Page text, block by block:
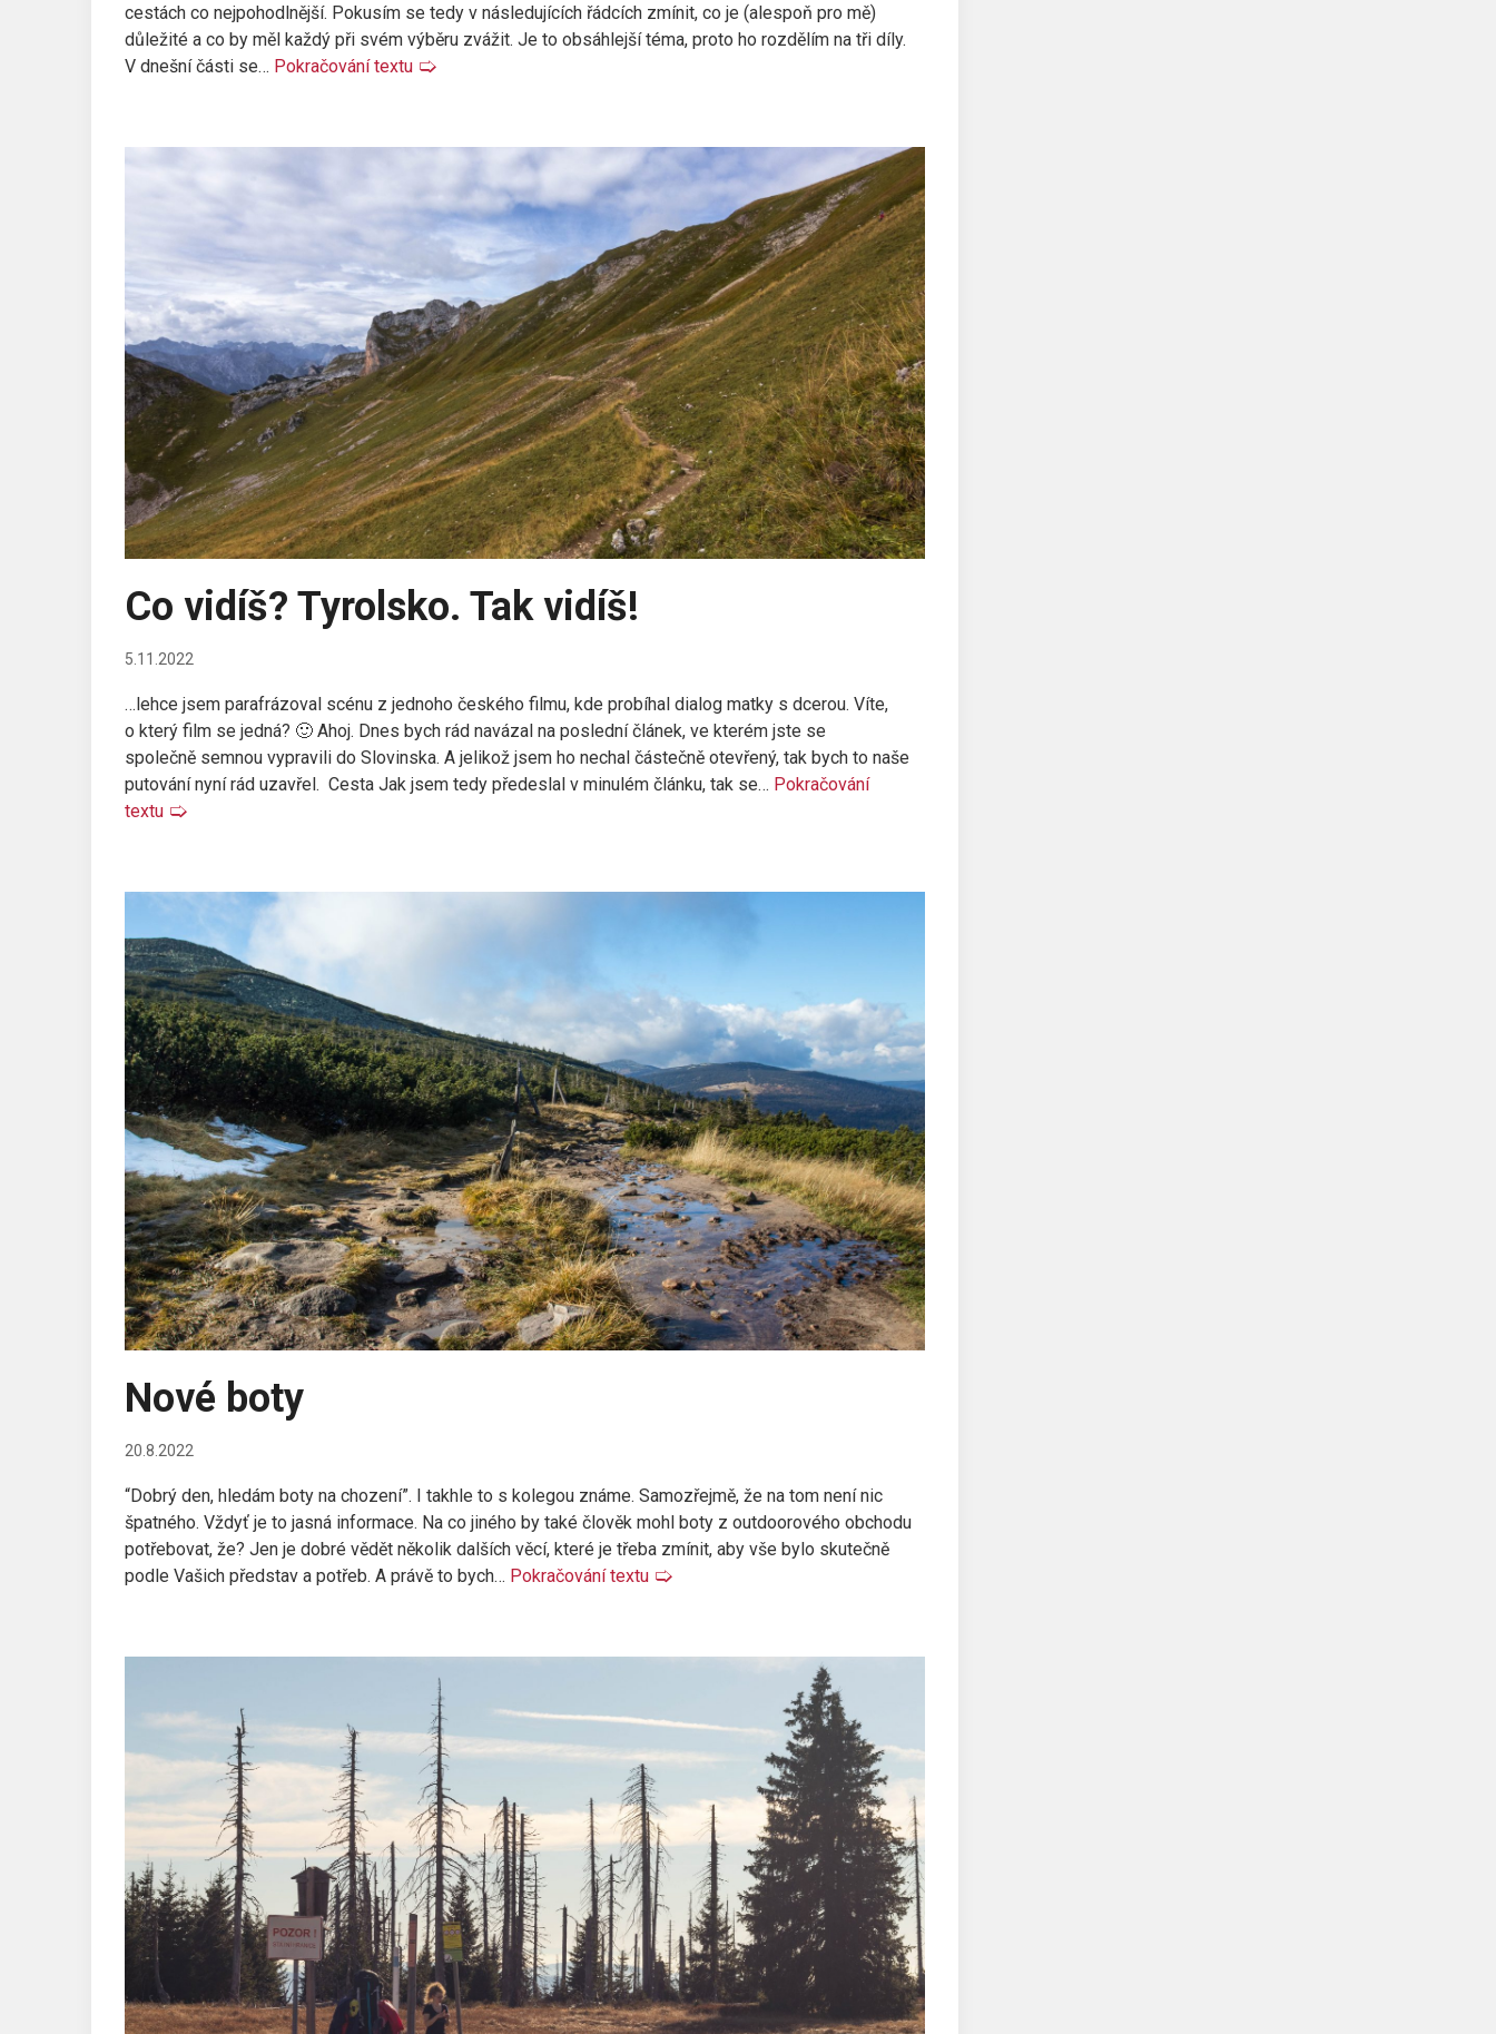
cestách co nejpohodlnější. Pokusím se tedy v následujících řádcích zmínit, co je (alespoň pro mě)
důležité a co by měl každý při svém výběru zvážit. Je to obsáhlejší téma, proto ho rozdělím na tři díly.
V dnešní části se… Pokračování textu 🢡
Co vidíš? Tyrolsko. Tak vidíš!
5.11.2022
…lehce jsem parafrázoval scénu z jednoho českého filmu, kde probíhal dialog matky s dcerou. Víte,
o který film se jedná? 🙂 Ahoj. Dnes bych rád navázal na poslední článek, ve kterém jste se
společně semnou vypravili do Slovinska. A jelikož jsem ho nechal částečně otevřený, tak bych to naše
putování nyní rád uzavřel. Cesta Jak jsem tedy předeslal v minulém článku, tak se… Pokračování
textu 🢡
Nové boty
20.8.2022
“Dobrý den, hledám boty na chození”. I takhle to s kolegou známe. Samozřejmě, že na tom není nic
špatného. Vždyť je to jasná informace. Na co jiného by také člověk mohl boty z outdoorového obchodu
potřebovat, že? Jen je dobré vědět několik dalších věcí, které je třeba zmínit, aby vše bylo skutečně
podle Vašich představ a potřeb. A právě to bych… Pokračování textu 🢡